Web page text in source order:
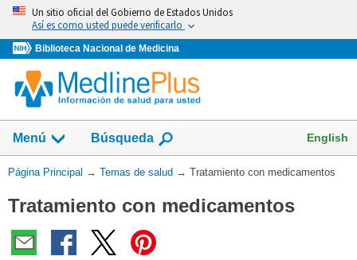
Omita
vaya
al
Contenido
Un sitio oficial del Gobierno de Estados Unidos
Así es como usted puede verificarlo
Biblioteca Nacional de Medicina
Menú
Mostrar
campo
de
Búsqueda English
Usted
aquí:
Página Principal → Temas de salud → Tratamiento con medicamentos
Tratamiento con medicamentos